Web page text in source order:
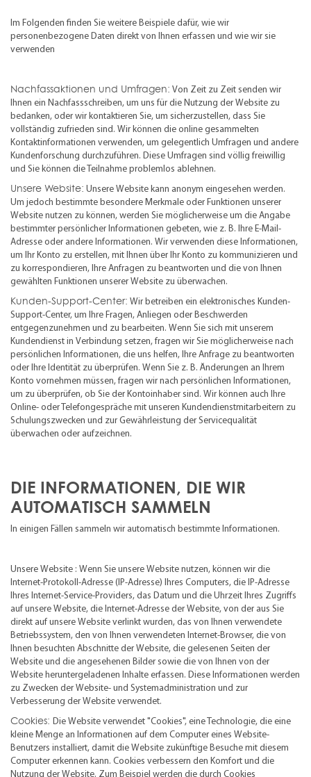
Im Folgenden finden Sie weitere Beispiele dafür, wie wir
personenbezogene Daten direkt von Ihnen erfassen und wie wir sie
verwenden
Nachfassaktionen und Umfragen: Von Zeit zu Zeit senden wir
Ihnen ein Nachfassschreiben, um uns für die Nutzung der Website zu
bedanken, oder wir kontaktieren Sie, um sicherzustellen, dass Sie
vollständig zufrieden sind. Wir können die online gesammelten
Kontaktinformationen verwenden, um gelegentlich Umfragen und andere
Kundenforschung durchzuführen. Diese Umfragen sind völlig freiwillig
und Sie können die Teilnahme problemlos ablehnen.
Unsere Website: Unsere Website kann anonym eingesehen werden.
Um jedoch bestimmte besondere Merkmale oder Funktionen unserer
Website nutzen zu können, werden Sie möglicherweise um die Angabe
bestimmter persönlicher Informationen gebeten, wie z. B. Ihre E-Mail-
Adresse oder andere Informationen. Wir verwenden diese Informationen,
um Ihr Konto zu erstellen, mit Ihnen über Ihr Konto zu kommunizieren und
zu korrespondieren, Ihre Anfragen zu beantworten und die von Ihnen
gewählten Funktionen unserer Website zu überwachen.
Kunden-Support-Center: Wir betreiben ein elektronisches Kunden-
Support-Center, um Ihre Fragen, Anliegen oder Beschwerden
entgegenzunehmen und zu bearbeiten. Wenn Sie sich mit unserem
Kundendienst in Verbindung setzen, fragen wir Sie möglicherweise nach
persönlichen Informationen, die uns helfen, Ihre Anfrage zu beantworten
oder Ihre Identität zu überprüfen. Wenn Sie z. B. Änderungen an Ihrem
Konto vornehmen müssen, fragen wir nach persönlichen Informationen,
um zu überprüfen, ob Sie der Kontoinhaber sind. Wir können auch Ihre
Online- oder Telefongespräche mit unseren Kundendienstmitarbeitern zu
Schulungszwecken und zur Gewährleistung der Servicequalität
überwachen oder aufzeichnen.
DIE INFORMATIONEN, DIE WIR
AUTOMATISCH SAMMELN
In einigen Fällen sammeln wir automatisch bestimmte Informationen.
Unsere Website : Wenn Sie unsere Website nutzen, können wir die
Internet-Protokoll-Adresse (IP-Adresse) Ihres Computers, die IP-Adresse
Ihres Internet-Service-Providers, das Datum und die Uhrzeit Ihres Zugriffs
auf unsere Website, die Internet-Adresse der Website, von der aus Sie
direkt auf unsere Website verlinkt wurden, das von Ihnen verwendete
Betriebssystem, den von Ihnen verwendeten Internet-Browser, die von
Ihnen besuchten Abschnitte der Website, die gelesenen Seiten der
Website und die angesehenen Bilder sowie die von Ihnen von der
Website heruntergeladenen Inhalte erfassen. Diese Informationen werden
zu Zwecken der Website- und Systemadministration und zur
Verbesserung der Website verwendet.
Cookies: Die Website verwendet "Cookies", eine Technologie, die eine
kleine Menge an Informationen auf dem Computer eines Website-
Benutzers installiert, damit die Website zukünftige Besuche mit diesem
Computer erkennen kann. Cookies verbessern den Komfort und die
Nutzung der Website. Zum Beispiel werden die durch Cookies